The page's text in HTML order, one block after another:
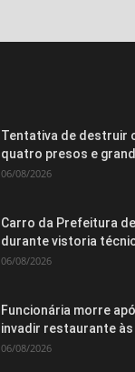
Tentativa de destruir
quatro presos e
06/08/2026
Carro da Prefeitura
durante vistoria
06/08/2026
Funcionária morre
invadir restaurante às
06/08/2026